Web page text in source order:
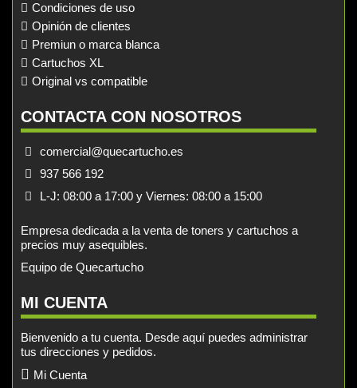
Condiciones de uso
Opinión de clientes
Premiun o marca blanca
Cartuchos XL
Original vs compatible
CONTACTA CON NOSOTROS
comercial@quecartucho.es
937 566 192
L-J: 08:00 a 17:00 y Viernes: 08:00 a 15:00
Empresa dedicada a la venta de toners y cartuchos a
precios muy asequibles.
Equipo de Quecartucho
MI CUENTA
Bienvenido a tu cuenta. Desde aquí puedes administrar
tus direcciones y pedidos.
Mi Cuenta